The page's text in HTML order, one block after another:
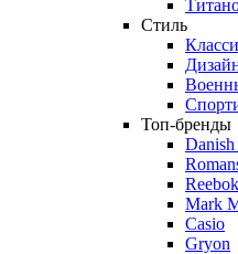
Стиль
Топ-бренды
Reebok
Mark
Casio
Gryon